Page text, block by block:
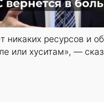
никаких ресурсов и
или хуситам», —